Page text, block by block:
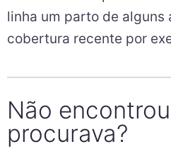
linha um parto de alguns
cobertura recente por
Não
procurava?